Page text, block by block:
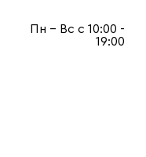
Пн - Вс с 10:00 -
19:00